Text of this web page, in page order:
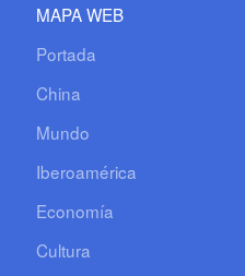
MAPA WEB
Portada
China
Mundo
Iberoamérica
Economía
Cultura